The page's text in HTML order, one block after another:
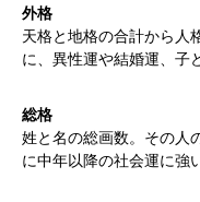
外格
天格と地格の合計から人
に、異性運や結婚運、子
総格
姓と名の総画数。その人
に中年以降の社会運に強